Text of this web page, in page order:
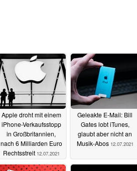
Apple droht mit einem
iPhone-Verkaufsstopp
in Großbritannien,
nach 6 Milliarden Euro
Rechtsstreit 12.07.2021
Geleakte E-Mail: Bill
Gates lobt iTunes,
glaubt aber nicht an
Musik-Abos 12.07.2021